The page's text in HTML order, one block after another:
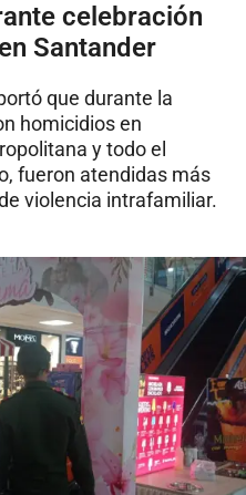
celebración
Santander
que durante la
homicidios en
y todo el
fueron atendidas más
violencia intrafamiliar.